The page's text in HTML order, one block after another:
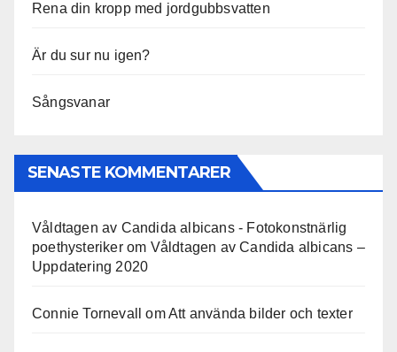
Rena din kropp med jordgubbsvatten
Är du sur nu igen?
Sångsvanar
SENASTE KOMMENTARER
Våldtagen av Candida albicans - Fotokonstnärlig
poethysterikerom Våldtagen av Candida albicans –
Uppdatering 2020
Connie Tornevall omAtt använda bilder och texter